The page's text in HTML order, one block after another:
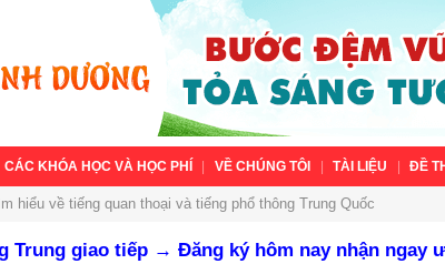
CÁC KHÓA HỌC VÀ HỌC PHÍ VỀ CHÚNG TÔI TÀI LIỆU ĐỀ
hiểu về tiếng quan thoại và tiếng phổ thông Trung Quốc
Trung giao tiếp → Đăng ký hôm nay nhận ngay